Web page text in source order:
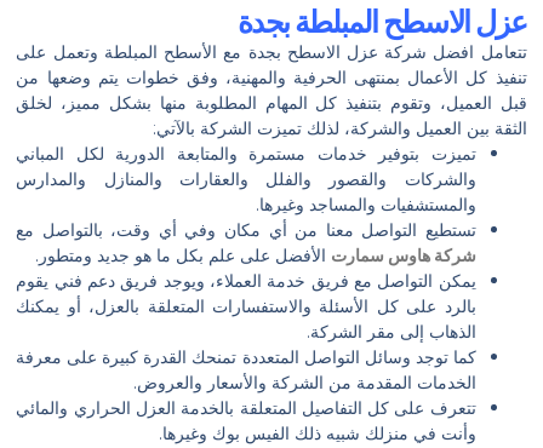
عزل الاسطح المبلطة بجدة
تتعامل افضل شركة عزل الاسطح بجدة مع الأسطح المبلطة وتعمل على
تنفيذ كل الأعمال بمنتهى الحرفية والمهنية، وفق خطوات يتم وضعها من
قبل العميل، وتقوم بتنفيذ كل المهام المطلوبة منها بشكل مميز، لخلق
الثقة بين العميل والشركة، لذلك تميزت الشركة بالآتي:
تميزت بتوفير خدمات مستمرة والمتابعة الدورية لكل المباني
والشركات والقصور والفلل والعقارات والمنازل والمدارس
والمستشفيات والمساجد وغيرها.
تستطيع التواصل معنا من أي مكان وفي أي وقت، بالتواصل مع
شركة هاوس سمارت الأفضل على علم بكل ما هو جديد ومتطور.
يمكن التواصل مع فريق خدمة العملاء، ويوجد فريق دعم فني يقوم
بالرد على كل الأسئلة والاستفسارات المتعلقة بالعزل، أو يمكنك
الذهاب إلى مقر الشركة.
كما توجد وسائل التواصل المتعددة تمنحك القدرة كبيرة على معرفة
الخدمات المقدمة من الشركة والأسعار والعروض.
تتعرف على كل التفاصيل المتعلقة بالخدمة العزل الحراري والمائي
وأنت في منزلك شبيه ذلك الفيس بوك وغيرها.